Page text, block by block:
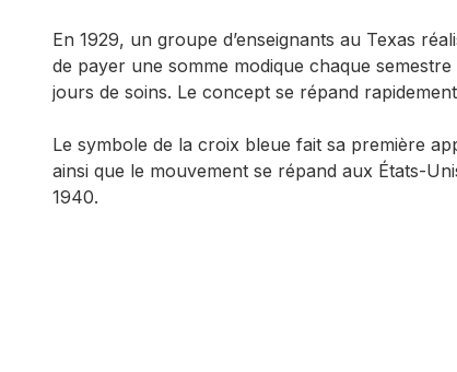
En 1929, un groupe d’enseignants au Texas
de payer une somme modique chaque
jours de soins. Le concept se répand
Le symbole de la croix bleue fait sa première
ainsi que le mouvement se répand aux États-
1940.